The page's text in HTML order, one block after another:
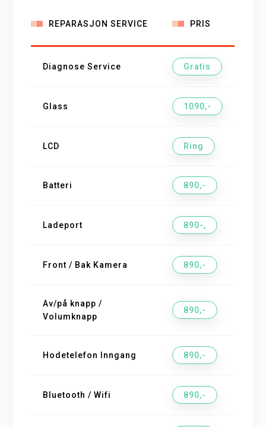
REPARASJON SERVICE PRIS
Diagnose Service Gratis
Glass 1090,-
LCD Ring
Batteri 890,-
Ladeport 890-,
Front / Bak Kamera 890,-
Av/på knapp /
Volumknapp
890,-
Hodetelefon Inngang 890,-
Bluetooth / Wifi 890,-